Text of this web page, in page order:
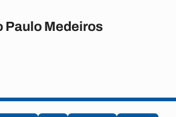
Paulo Medeiros